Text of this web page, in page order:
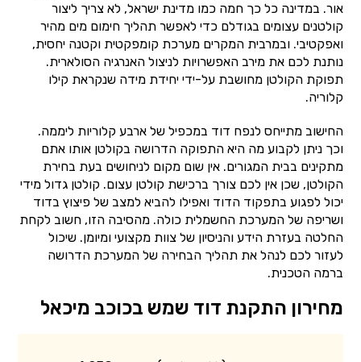
אור. במדינה כל כך חמה כמו מדינת ישראל, לא צריך ליצור
קולטנים עצומים בגודלם כדי לאפשר תהליך חימום מים מהיר
ואפקטיבי. ובמרבית המקרים מערכת קומפקטית וקטנה יחסית,
נותנת לכם את מירב האפשרויות לניצול האנרגיה הסולארית.
תפוקת הקולטן מחושבת על-ידי יחידת מידה שנקראת קילו
קלוריה.
החישוב מתייחס לנפח דוד במכפיל של ארבע קלוריות ליממה.
וכך ניתן לקבוע מה היא התפוקה הדרושה בקולטן אותו אתם
מתקינים בבית המגורים. אין שום מקום לניחושים בעת בחירת
הקולטן, שכן אין לכם צורך ברכישת קולטן עצום. קולטן גדול מידי
יכול לפגוע בתפקוד הדוד ואפילו להביא למצב של פיצוץ בדוד
ושריפה של המערכת החשמלית כולה. מהסיבה הזו, חשוב לקחת
החלטה בעזרת הידע והניסיון של צוות מקצועי ומיומן. שיכול
לעזור לכם לנהל את תהליך הבחירה של המערכת הדרושה
ברמה הטכנית.
מחירון התקנת דוד שמש בכוכב מיכאל